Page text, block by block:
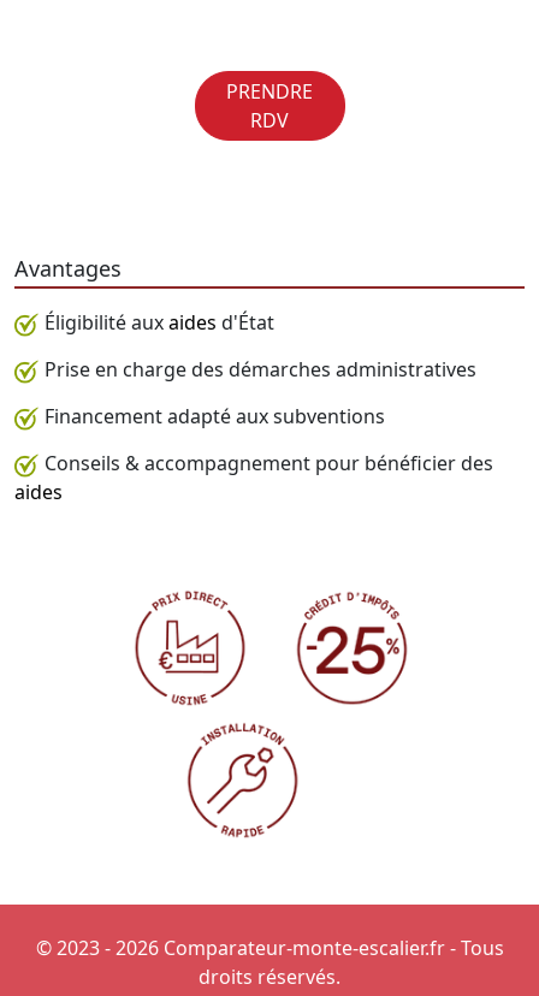
PRENDRE
RDV
Avantages
Éligibilité auxaides d'État
Prise en charge des démarches administratives
Financement adapté aux subventions
Conseils & accompagnement pour bénéficier des
aides
© 2023 - 2026 Comparateur-monte-escalier.fr - Tous
droits réservés.